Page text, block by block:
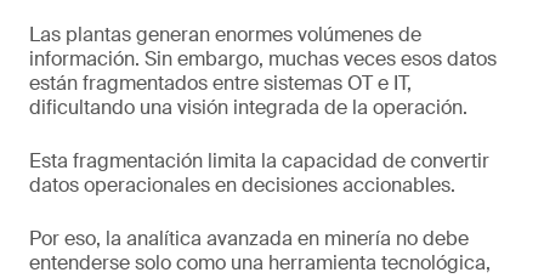
Las plantas generan enormes volúmenes de
información. Sin embargo, muchas veces esos datos
están fragmentados entre sistemas OT e IT,
dificultando una visión integrada de la operación.
Esta fragmentación limita la capacidad de convertir
datos operacionales en decisiones accionables.
Por eso, la analítica avanzada en minería no debe
entenderse solo como una herramienta tecnológica,